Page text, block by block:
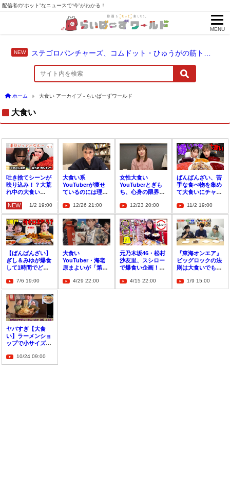
配信者の“ホット”なニュースで“今”がわかる！
MENU
ホーム 大食い アーカイブ - らいばーずワールド
大食い
吐き捨てシーンが
映り込み！？大荒
れ中の大食い
うなる？
NEW 1/2 19:00
大食い系
YouTuberが痩せ
ているのには理由
先生が徹底解説
12/26 21:00
女性大食い
YouTuberとぎも
ち、心身の限界で
怒鳴った罪悪感」
12/23 20:00
ばんばんざい、苦
手な食べ物を集め
て大食いにチャレ
11/2 19:00
【ばんばんざい】
ぎし＆みゆが爆食
して1時間でどれ
証！7/6 19:00
大食い
YouTuber・海老
原まよいが「第67
本大会」でみせ
た、品のある戦い
4/29 22:00
元乃木坂46・松村
沙友里、スシロー
で爆食い企画！1
円分！？4/15 22:00
『東海オンエア』
ビッグロックの法
則は大食いでも通
バーが身をもって
検証！
1/9 15:00
ヤバすぎ【大食
い】ラーメンショ
ップで小サイズ4
盛り！10/24 09:00